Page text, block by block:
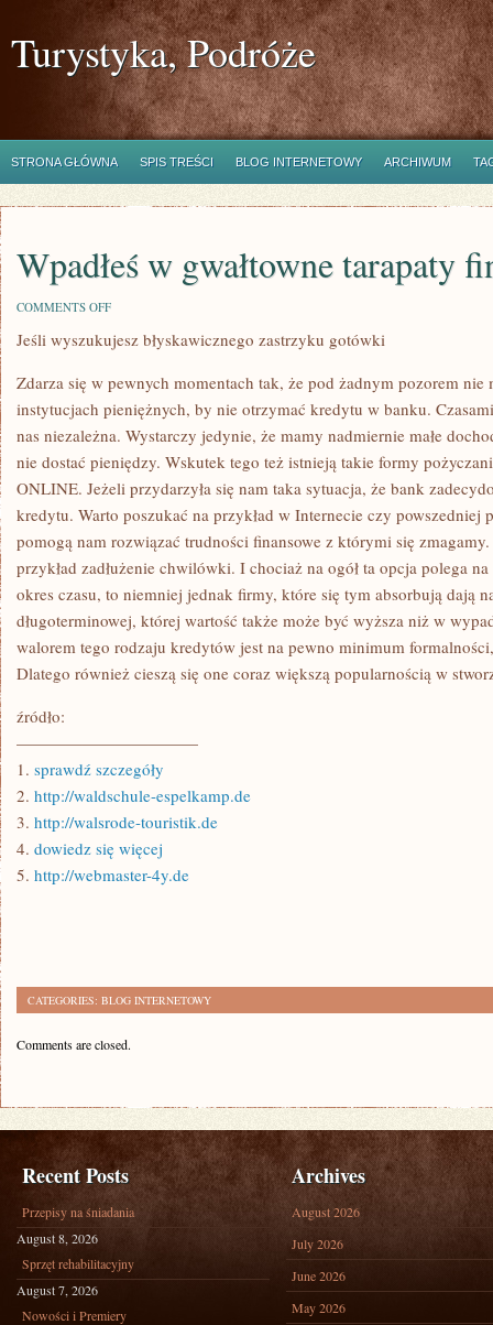
Turystyka, Podróże
STRONA GŁÓWNA SPIS TREŚCI BLOG INTERNETOWY ARCHIWUM
Wpadłeś w gwałtowne tarapaty
COMMENTS OFFON
W
GWAŁTOWNE
FINANSOWE?
Jeśli wyszukujesz błyskawicznego zastrzyku gotówki
Zdarza się w pewnych momentach tak, że pod żadnym pozorem
instytucjach pieniężnych, by nie otrzymać kredytu w banku.
nas niezależna. Wystarczy jedynie, że mamy nadmiernie małe
nie dostać pieniędzy. Wskutek tego też istnieją takie formy
ONLINE. Jeżeli przydarzyła się nam taka sytuacja, że bank
kredytu. Warto poszukać na przykład w Internecie czy powszedniej
pomogą nam rozwiązać trudności finansowe z którymi się
przykład zadłużenie chwilówki. I chociaż na ogół ta opcja polega
okres czasu, to niemniej jednak firmy, które się tym absorbują dają
długoterminowej, której wartość także może być wyższa niż w
walorem tego rodzaju kredytów jest na pewno minimum
Dlatego również cieszą się one coraz większą popularnością w
źródło:
———————————
1. sprawdź szczegóły
2. http://waldschule-espelkamp.de
3. http://walsrode-touristik.de
4. dowiedz się więcej
5. http://webmaster-4y.de
CATEGORIES: BLOG INTERNETOWY
Comments are closed.
Recent Posts
Przepisy na śniadania
August 8, 2026
Sprzęt rehabilitacyjny
August 7, 2026
Nowości i Premiery
Archives
August 2026
July 2026
June 2026
May 2026